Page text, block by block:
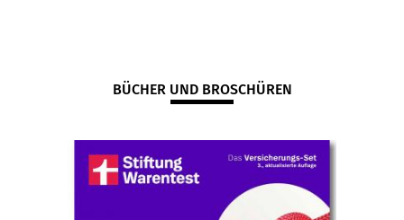
BÜCHER UND BROSCHÜREN